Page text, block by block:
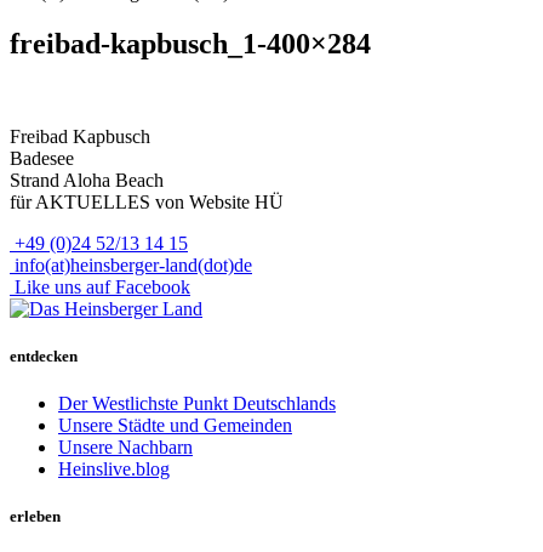
freibad-kapbusch_1-400×284
Freibad Kapbusch
Badesee
Strand Aloha Beach
für AKTUELLES von Website HÜ
+49 (0)24 52/13 14 15
info(at)heinsberger-land(dot)de
Like uns auf Facebook
entdecken
Der Westlichste Punkt Deutschlands
Unsere Städte und Gemeinden
Unsere Nachbarn
Heinslive.blog
erleben